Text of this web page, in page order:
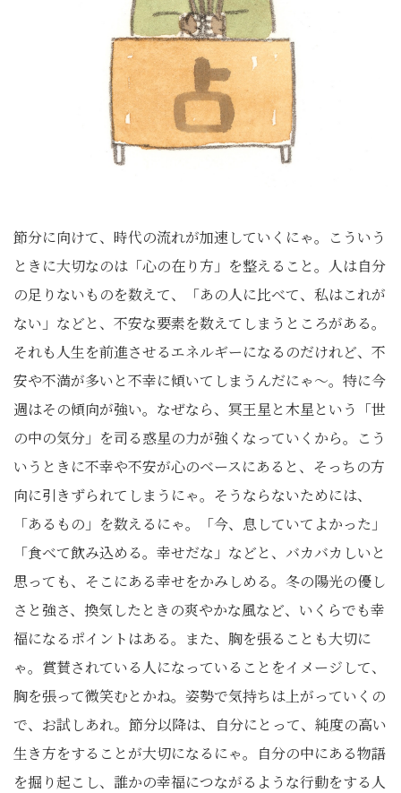
節分に向けて、時代の流れが加速していくにゃ。こういう
ときに大切なのは「心の在り方」を整えること。人は自分
の足りないものを数えて、「あの人に比べて、私はこれが
ない」などと、不安な要素を数えてしまうところがある。
それも人生を前進させるエネルギーになるのだけれど、不
安や不満が多いと不幸に傾いてしまうんだにゃ～。特に今
週はその傾向が強い。なぜなら、冥王星と木星という「世
の中の気分」を司る惑星の力が強くなっていくから。こう
いうときに不幸や不安が心のベースにあると、そっちの方
向に引きずられてしまうにゃ。そうならないためには、
「あるもの」を数えるにゃ。「今、息していてよかった」
「食べて飲み込める。幸せだな」などと、バカバカしいと
思っても、そこにある幸せをかみしめる。冬の陽光の優し
さと強さ、換気したときの爽やかな風など、いくらでも幸
福になるポイントはある。また、胸を張ることも大切に
ゃ。賞賛されている人になっていることをイメージして、
胸を張って微笑むとかね。姿勢で気持ちは上がっていくの
で、お試しあれ。節分以降は、自分にとって、純度の高い
生き方をすることが大切になるにゃ。自分の中にある物語
を掘り起こし、誰かの幸福につながるような行動をする人